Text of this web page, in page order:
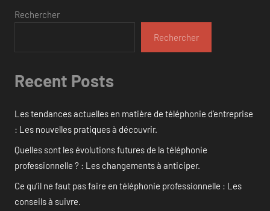
Rechercher
Rechercher
Recent Posts
Les tendances actuelles en matière de téléphonie d’entreprise
: Les nouvelles pratiques à découvrir.
Quelles sont les évolutions futures de la téléphonie
professionnelle ? : Les changements à anticiper.
Ce qu’il ne faut pas faire en téléphonie professionnelle : Les
conseils à suivre.